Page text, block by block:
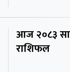
आज २०८३
राशिफल